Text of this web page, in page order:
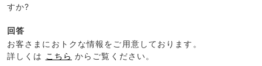
すか?
回答
お客さまにおトクな情報をご用意しております。
詳しくは こちら からご覧ください。